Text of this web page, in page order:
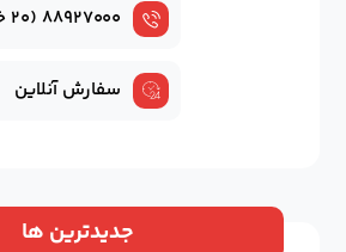
۸۸۹۲۷۰۰۰ (۲۰ خط)
سفارش آنلاین
جدیدترین ها